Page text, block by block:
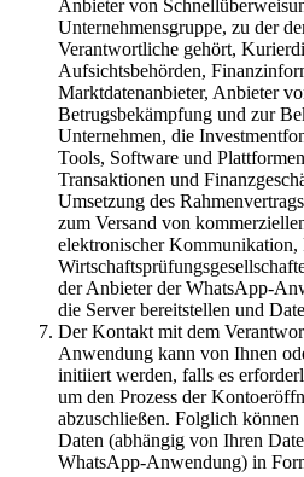
Anbieter von
Unternehmensgruppe, zu der
Verantwortliche gehört,
Aufsichtsbehörden,
Marktdatenanbieter, Anbieter
Betrugsbekämpfung und zur
Unternehmen, die
Tools, Software und
Transaktionen und
Umsetzung des
zum Versand von
elektronischer Kommunikation,
der Anbieter der WhatsApp-
die Server bereitstellen und
Der Kontakt mit dem
Anwendung kann von Ihnen
initiiert werden, falls es
um den Prozess der
abzuschließen. Folglich können
Daten (abhängig von Ihren
WhatsApp-Anwendung) in